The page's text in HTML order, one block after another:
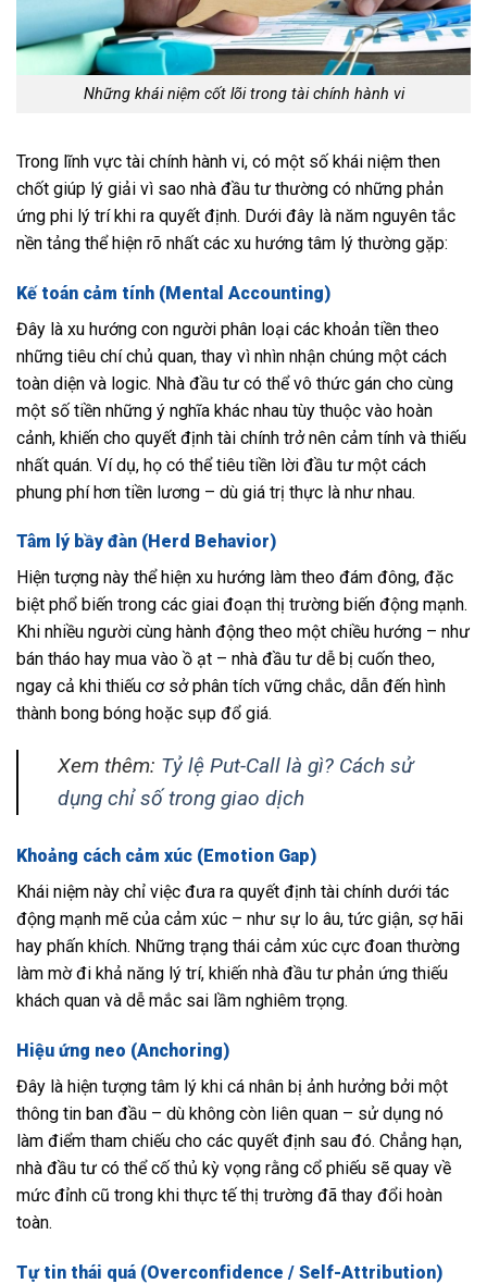
Những khái niệm cốt lõi trong tài chính hành vi
Trong lĩnh vực tài chính hành vi, có một số khái niệm then
chốt giúp lý giải vì sao nhà đầu tư thường có những phản
ứng phi lý trí khi ra quyết định. Dưới đây là năm nguyên tắc
nền tảng thể hiện rõ nhất các xu hướng tâm lý thường gặp:
Kế toán cảm tính (Mental Accounting)
Đây là xu hướng con người phân loại các khoản tiền theo
những tiêu chí chủ quan, thay vì nhìn nhận chúng một cách
toàn diện và logic. Nhà đầu tư có thể vô thức gán cho cùng
một số tiền những ý nghĩa khác nhau tùy thuộc vào hoàn
cảnh, khiến cho quyết định tài chính trở nên cảm tính và thiếu
nhất quán. Ví dụ, họ có thể tiêu tiền lời đầu tư một cách
phung phí hơn tiền lương – dù giá trị thực là như nhau.
Tâm lý bầy đàn (Herd Behavior)
Hiện tượng này thể hiện xu hướng làm theo đám đông, đặc
biệt phổ biến trong các giai đoạn thị trường biến động mạnh.
Khi nhiều người cùng hành động theo một chiều hướng – như
bán tháo hay mua vào ồ ạt – nhà đầu tư dễ bị cuốn theo,
ngay cả khi thiếu cơ sở phân tích vững chắc, dẫn đến hình
thành bong bóng hoặc sụp đổ giá.
Xem thêm: Tỷ lệ Put-Call là gì? Cách sử
dụng chỉ số trong giao dịch
Khoảng cách cảm xúc (Emotion Gap)
Khái niệm này chỉ việc đưa ra quyết định tài chính dưới tác
động mạnh mẽ của cảm xúc – như sự lo âu, tức giận, sợ hãi
hay phấn khích. Những trạng thái cảm xúc cực đoan thường
làm mờ đi khả năng lý trí, khiến nhà đầu tư phản ứng thiếu
khách quan và dễ mắc sai lầm nghiêm trọng.
Hiệu ứng neo (Anchoring)
Đây là hiện tượng tâm lý khi cá nhân bị ảnh hưởng bởi một
thông tin ban đầu – dù không còn liên quan – sử dụng nó
làm điểm tham chiếu cho các quyết định sau đó. Chẳng hạn,
nhà đầu tư có thể cố thủ kỳ vọng rằng cổ phiếu sẽ quay về
mức đỉnh cũ trong khi thực tế thị trường đã thay đổi hoàn
toàn.
Tự tin thái quá (Overconfidence / Self-Attribution)